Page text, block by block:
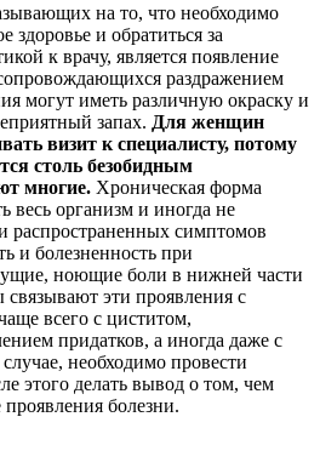
на то, что необходимо
здоровье и обратиться за
к врачу, является появление
раздражением
могут иметь различную окраску и
запах. Для женщин
визит к специалисту, потому
столь безобидным
многие. Хроническая форма
весь организм и иногда не
распространенных симптомов
и болезненность при
ноющие боли в нижней части
эти проявления с
всего с циститом,
придатков, а иногда даже с
необходимо провести
этого делать вывод о том, чем
болезни.